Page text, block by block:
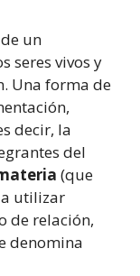
un
seres vivos y
Una forma de
decir, la
del
(que
utilizar
de relación,
denomina